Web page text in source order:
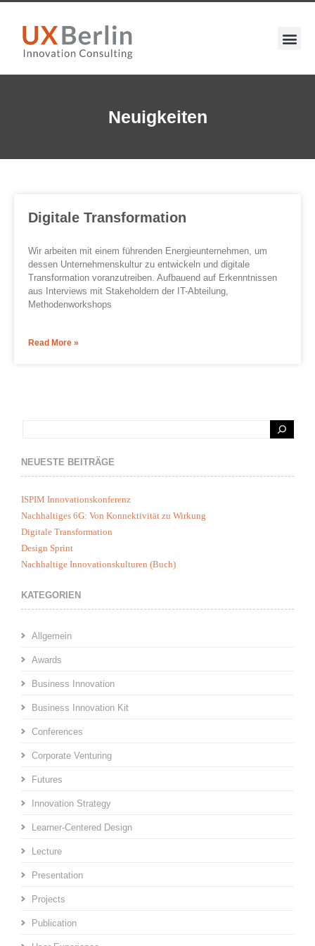
Neuigkeiten
Digitale Transformation
Wir arbeiten mit einem führenden Energieunternehmen, um
dessen Unternehmenskultur zu entwickeln und digitale
Transformation voranzutreiben. Aufbauend auf Erkenntnissen
aus Interviews mit Stakeholdern der IT-Abteilung,
Methodenworkshops
Read More »
NEUESTE BEITRÄGE
ISPIM Innovationskonferenz
Nachhaltiges 6G: Von Konnektivität zu Wirkung
Digitale Transformation
Design Sprint
Nachhaltige Innovationskulturen (Buch)
KATEGORIEN
Allgemein
Awards
Business Innovation
Business Innovation Kit
Conferences
Corporate Venturing
Futures
Innovation Strategy
Learner-Centered Design
Lecture
Presentation
Projects
Publication